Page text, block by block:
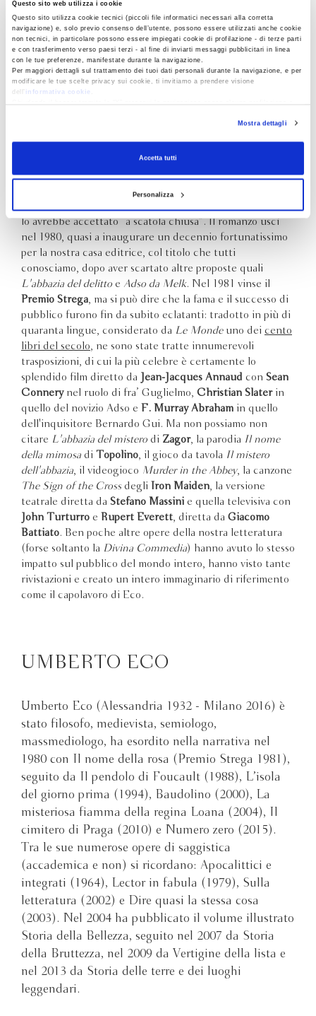
Questo sito web utilizza i cookie
Questo sito utilizza cookie tecnici (piccoli file informatici necessari alla corretta
navigazione) e, solo previo consenso dell’utente, possono essere utilizzati anche cookie
non tecnici, in particolare possono essere impiegati cookie di profilazione - di terze parti
e con trasferimento verso paesi terzi - al fine di inviarti messaggi pubblicitari in linea
con le tue preferenze, manifestate durante la navigazione.
Per maggiori dettagli sul trattamento dei tuoi dati personali durante la navigazione, e per
modificare le tue scelte privacy sui cookie, ti invitiamo a prendere visione
dell’
informativa cookie
RevocaMostra dettagli
Accetta tutti
Personalizza
1980,Il nome della rosa , Umberto Eco
“Era una bella mattina di fine novembre.”
Di pochi romanzi si può dire che siano diventatiinstant
classics al momento del loro apparire come del
Nome della
rosa. Guglielmo da Baskerville, Adso da Melk, ilFinis
Africae sono entrati fin da subito nell'immaginario
era già celebre come semiologo e appassionato saggista e
intellettuale e quando si sparse la voce che aveva scritto
Einaudie poiMondadori
contattarono proponendosi come editori, ma Eco decise
Valentino Bompiani
lo avrebbe accettato “a scatola chiusa”. Il romanzo uscì
nel 1980, quasi a inaugurare un decennio fortunatissimo
per la nostra casa editrice, col titolo che tutti
conosciamo, dopo aver scartato altre proposte quali
L'abbazia del delitto e Adso da Melk. Nel 1981 vinse il
Premio Strega , ma si può dire che la fama e il successo di
pubblico furono fin da subito eclatanti: tradotto in più di
quaranta lingue, considerato da Le Mondeuno dei cento
libri del secolo , ne sono state tratte innumerevoli
trasposizioni, di cui la più celebre è certamente lo
splendido film diretto da
Jean-Jacques Annaud con Sean
Connerynel ruolo di fra’ Guglielmo, Christian Slaterin
quello del novizio Adso e F. Murray Abraham in quello
dell'inquisitore Bernardo Gui. Ma non possiamo non
citare L'abbazia del mistero di Zagor, la parodia Il nome
della mimosa di Topolino , il gioco da tavola Il mistero
dell'abbazia , il videogioco Murder in the Abbey, la canzone
The Sign of the Crossdegli Iron Maiden , la versione
teatrale diretta da Stefano Massini e quella televisiva con
John Turturro e Rupert Everett , diretta da Giacomo
Battiato. Ben poche altre opere della nostra letteratura
(forse soltanto la Divina Commedia) hanno avuto lo stesso
impatto sul pubblico del mondo intero, hanno visto tante
rivistazioni e creato un intero immaginario di riferimento
come il capolavoro di Eco.
UMBERTO ECO
Umberto Eco (Alessandria 1932 - Milano 2016) è
stato filosofo, medievista, semiologo,
massmediologo, ha esordito nella narrativa nel
1980 con Il nome della rosa (Premio Strega 1981),
seguito da Il pendolo di Foucault (1988), L’isola
del giorno prima (1994), Baudolino (2000), La
misteriosa fiamma della regina Loana (2004), Il
cimitero di Praga (2010) e Numero zero (2015).
Tra le sue numerose opere di saggistica
(accademica e non) si ricordano: Apocalittici e
integrati (1964), Lector in fabula (1979), Sulla
letteratura (2002) e Dire quasi la stessa cosa
(2003). Nel 2004 ha pubblicato il volume illustrato
Storia della Bellezza, seguito nel 2007 da Storia
della Bruttezza, nel 2009 da Vertigine della lista e
nel 2013 da Storia delle terre e dei luoghi
leggendari.